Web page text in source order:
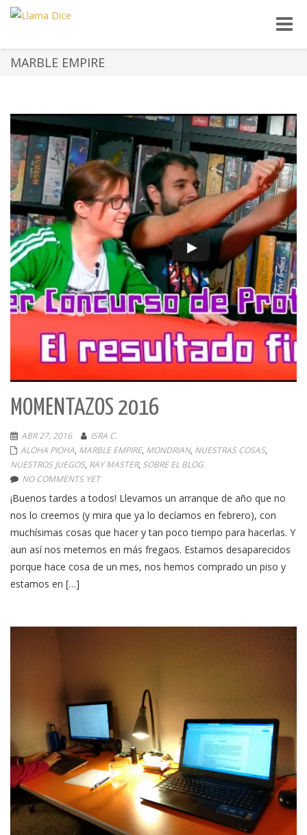
Toggle
MARBLE EMPIRE
MOMENTAZOS 2016
ABR 27, 2016
ISRA C.
ALOHA PIOHA, MARBLE EMPIRE, MONDRIAN, NUESTRAS COSAS,
NUESTROS JUEGOS, RAY MASTER, SOBRE EL BLOG
NO COMMENTS YET
¡Buenos tardes a todos! Llevamos un arranque de año que no
nos lo creemos (y mira que ya lo decíamos en febrero), con
muchísimas cosas que hacer y tan poco tiempo para hacerlas. Y
aun así nos metemos en más fregaos. Estamos desaparecidos
porque hace cosa de un mes, nos hemos comprado un piso y
estamos en […]